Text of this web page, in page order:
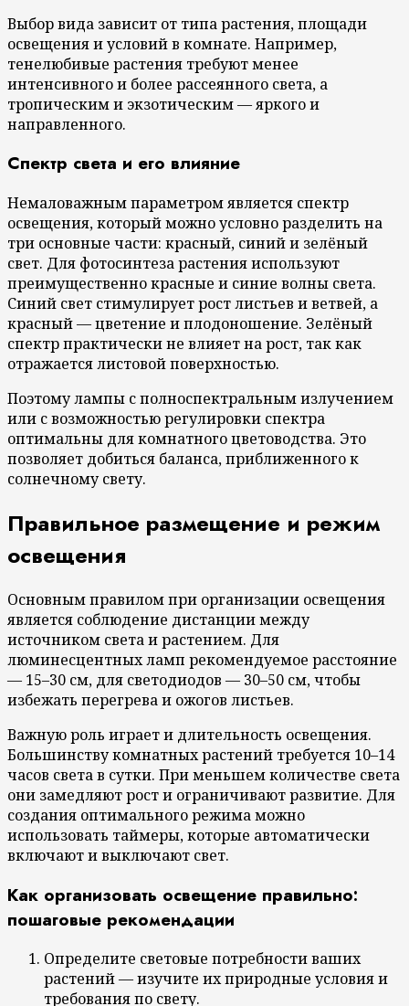
Выбор вида зависит от типа растения, площади
освещения и условий в комнате. Например,
тенелюбивые растения требуют менее
интенсивного и более рассеянного света, а
тропическим и экзотическим — яркого и
направленного.
Спектр света и его влияние
Немаловажным параметром является спектр
освещения, который можно условно разделить на
три основные части: красный, синий и зелёный
свет. Для фотосинтеза растения используют
преимущественно красные и синие волны света.
Синий свет стимулирует рост листьев и ветвей, а
красный — цветение и плодоношение. Зелёный
спектр практически не влияет на рост, так как
отражается листовой поверхностью.
Поэтому лампы с полноспектральным излучением
или с возможностью регулировки спектра
оптимальны для комнатного цветоводства. Это
позволяет добиться баланса, приближенного к
солнечному свету.
Правильное размещение и режим
освещения
Основным правилом при организации освещения
является соблюдение дистанции между
источником света и растением. Для
люминесцентных ламп рекомендуемое расстояние
— 15–30 см, для светодиодов — 30–50 см, чтобы
избежать перегрева и ожогов листьев.
Важную роль играет и длительность освещения.
Большинству комнатных растений требуется 10–14
часов света в сутки. При меньшем количестве света
они замедляют рост и ограничивают развитие. Для
создания оптимального режима можно
использовать таймеры, которые автоматически
включают и выключают свет.
Как организовать освещение правильно:
пошаговые рекомендации
Определите световые потребности ваших
растений — изучите их природные условия и
требования по свету.